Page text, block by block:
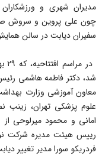
مدیران شهری و ورزشکاران
چون علی پروین و سروش
سفیران دیابت در سالن
شد، دکتر فاطمه هاشمی
معاون آموزشی وزارت
علوم پزشکی تهران، زینب
امانی و محمود میرلوحی از
رییس هیئت مدیره شرکت
فردریکو سورا مدیر تغییر